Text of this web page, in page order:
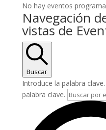
No hay eventos
Navegación
vistas de
Buscar
Introduce la palabra
palabra clave.